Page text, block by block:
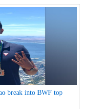
break into BWF top